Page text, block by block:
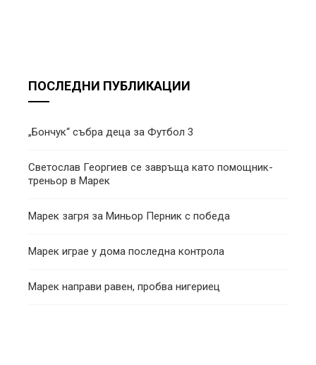
ПОСЛЕДНИ ПУБЛИКАЦИИ
„Бончук“ събра деца за Футбол 3
Светослав Георгиев се завръща като помощник-
треньор в Марек
Марек загря за Миньор Перник с победа
Марек играе у дома последна контрола
Марек направи равен, пробва нигериец